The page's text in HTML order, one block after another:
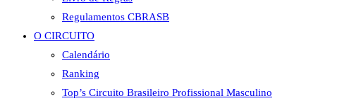
Regulamentos CBRASB
O CIRCUITO
Calendário
Ranking
Top’s Circuito Brasileiro Profissional Masculino